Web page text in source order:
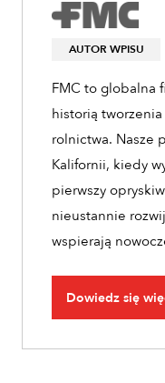
AUTOR WPISU
FMC to globalna
historią
rolnictwa. Nasze
Kalifornii, kiedy
pierwszy
nieustannie
wspierają
Dowiedz się